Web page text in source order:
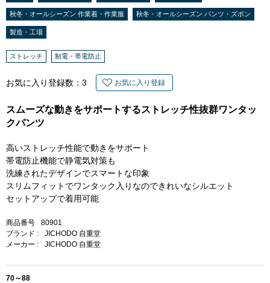
秋冬・オールシーズン 作業着・作業服 秋冬・オールシーズン パンツ・ズボン
製造・工場
ストレッチ 制電・帯電防止
お気に入り登録数： 3 お気に入り登録
スムーズな動きをサポートするストレッチ性抜群ワンタッ
クパンツ
高いストレッチ性能で動きをサポート
帯電防止機能で静電気対策も
洗練されたデザインでスマートな印象
スリムフィットでワンタック入りなのできれいなシルエット
セットアップで着用可能
商品番号
80901
ブランド :
JICHODO 自重堂
メーカー :
JICHODO 自重堂
70～88